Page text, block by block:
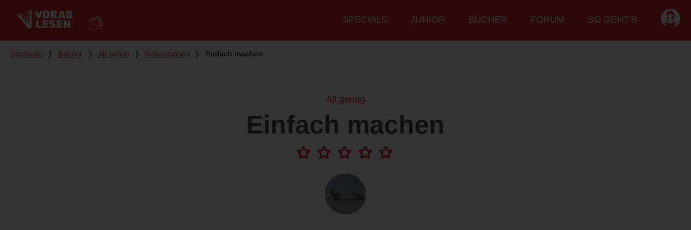
Hauptmenü
SPECIALS JUNIOR BÜCHER FORUM SO GEHT'S
Du bist hier
Startseite ❭ Bücher ❭ Alt genug ❭ Rezensionen ❭ Einfach machen
Alt genug
Einfach machen